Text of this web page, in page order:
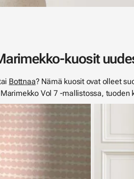
kuosit
Bottnaa? Nämä kuosit ovat olleet
Vol 7 -mallistossa, tuoden